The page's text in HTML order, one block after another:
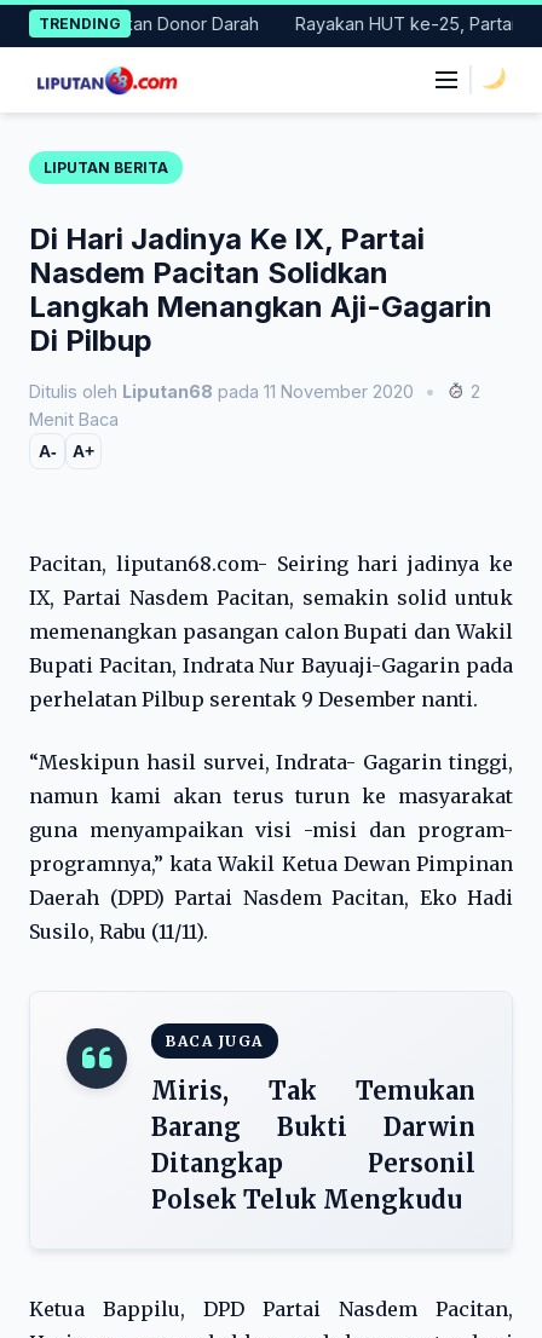
Skip
to
content
TRENDING
Gerakan Donor Darah Rayakan HUT ke-25, Partai
LIPUTAN BERITA
Di Hari Jadinya Ke IX, Partai
Nasdem Pacitan Solidkan
Langkah Menangkan Aji-Gagarin
Di Pilbup
Ditulis oleh Liputan68 pada 11 November 2020 •
2
Menit Baca
A- A+
Pacitan, liputan68.com- Seiring hari jadinya ke
IX, Partai Nasdem Pacitan, semakin solid untuk
memenangkan pasangan calon Bupati dan Wakil
Bupati Pacitan, Indrata Nur Bayuaji-Gagarin pada
perhelatan Pilbup serentak 9 Desember nanti.
“Meskipun hasil survei, Indrata- Gagarin tinggi,
namun kami akan terus turun ke masyarakat
guna menyampaikan visi -misi dan program-
programnya,” kata Wakil Ketua Dewan Pimpinan
Daerah (DPD) Partai Nasdem Pacitan, Eko Hadi
Susilo, Rabu (11/11).
BACA JUGA
Miris, Tak Temukan
Barang Bukti Darwin
Ditangkap Personil
Polsek Teluk Mengkudu
Ketua Bappilu, DPD Partai Nasdem Pacitan,